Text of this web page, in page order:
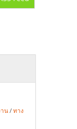
น/ทาง